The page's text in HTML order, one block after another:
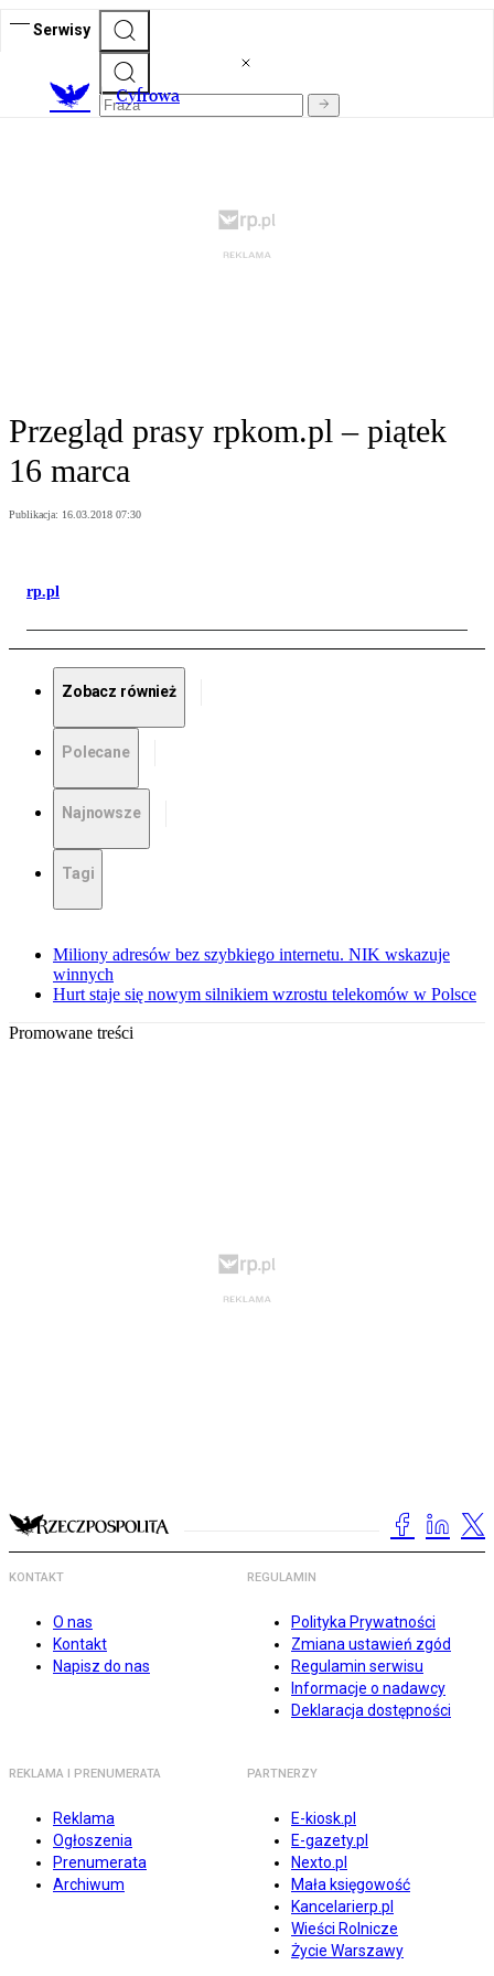
Serwisy
Cyfrowa
Przegląd prasy rpkom.pl – piątek
16 marca
Publikacja: 16.03.2018 07:30
rp.pl
Zobacz również
Polecane
Najnowsze
Tagi
Miliony adresów bez szybkiego internetu. NIK wskazuje
winnych
Hurt staje się nowym silnikiem wzrostu telekomów w Polsce
Promowane treści
KONTAKT
O nas
Kontakt
Napisz do nas
REGULAMIN
Polityka Prywatności
Zmiana ustawień zgód
Regulamin serwisu
Informacje o nadawcy
Deklaracja dostępności
REKLAMA I PRENUMERATA
Reklama
Ogłoszenia
Prenumerata
Archiwum
PARTNERZY
E-kiosk.pl
E-gazety.pl
Nexto.pl
Mała księgowość
Kancelarierp.pl
Wieści Rolnicze
Życie Warszawy